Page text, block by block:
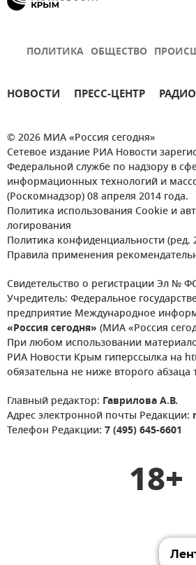
ПОЛИТИКА ОБЩЕСТВО
НОВОСТИ ПРЕСС-ЦЕНТР РАДИО
© 2026 МИА «Россия сегодня»
Сетевое издание РИА Новости
Федеральной службе по надзору в
информационных технологий и
(Роскомнадзор) 08 апреля 2014 года.
Политика использования Cookie и
логирования
Политика конфиденциальности (ред.
Правила применения
Свидетельство о регистрации Эл №
Учредитель: Федеральное
предприятие Международное
«Россия сегодня» (МИА «Россия
При любом использовании
РИА Новости Крым гиперссылка на
обязательна не ниже второго абзаца
Главный редактор: Гаврилова А.В.
Адрес электронной почты Редакции:
Телефон Редакции: 7 (495) 645-6601
18+